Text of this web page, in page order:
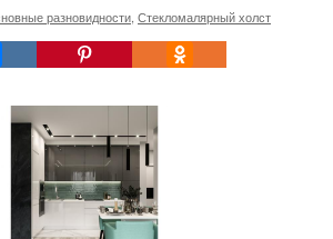
разновидности Стекломалярный холст